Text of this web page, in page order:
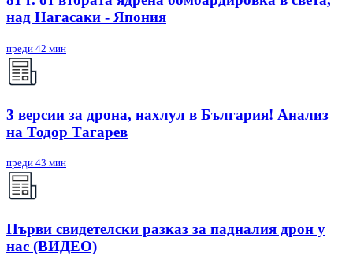
над Нагасаки - Япония
преди 42 мин
3 версии за дрона, нахлул в България! Анализ
на Тодор Тагарев
преди 43 мин
Първи свидетелски разказ за падналия дрон у
нас (ВИДЕО)